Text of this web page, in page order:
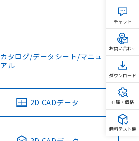
カタログ/データシート/マニュ
アル
2D CADデータ
チャット
お問い合わせ
ダウンロード
在庫・価格
無料テスト機